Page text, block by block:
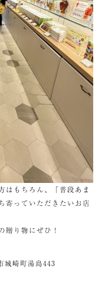
はもちろん、「普段あま
っていただきたいお店
贈り物にぜひ！
城崎町湯島443